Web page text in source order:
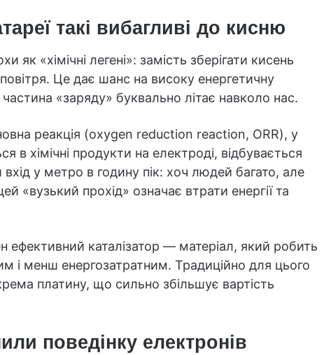
такі вибагливі до кисню
«хімічні легені»: замість зберігати кисень
Це дає шанс на високу енергетичну
«заряду» буквально літає навколо нас.
реакція (oxygen reduction reaction, ORR), у
в хімічні продукти на електроді, відбувається
у метро в годину пік: хоч людей багато, але
«вузький прохід» означає втрати енергії та
ефективний каталізатор — матеріал, який робить
і менш енергозатратним. Традиційно для цього
платину, що сильно збільшує вартість
поведінку електронів